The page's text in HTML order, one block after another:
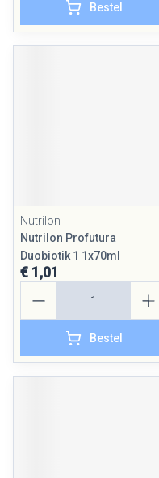
Bestel
Nutrilon
Nutrilon Profutura
Duobiotik 1 1x70ml
€ 1,01
Bestel